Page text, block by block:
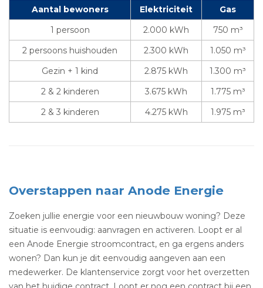
Aantal bewoners Elektriciteit
Gas
1 persoon
2.000 kWh
750 m³
2 persoons huishouden
2.300 kWh
1.050 m³
Gezin + 1 kind
2.875 kWh
1.300 m³
2 & 2 kinderen
3.675 kWh
1.775 m³
2 & 3 kinderen
4.275 kWh 1.975 m³
Overstappen naar Anode Energie
Zoeken jullie energie voor een nieuwbouw woning? Deze
situatie is eenvoudig: aanvragen en activeren. Loopt er al
een Anode Energie stroomcontract, en ga ergens anders
wonen? Dan kun je dit eenvoudig aangeven aan een
medewerker. De klantenservice zorgt voor het overzetten